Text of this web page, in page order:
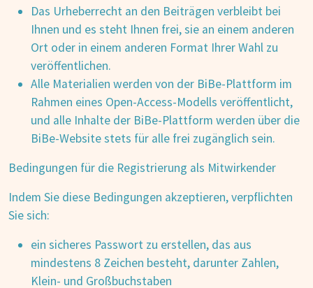
Das Urheberrecht an den Beiträgen verbleibt bei
Ihnen und es steht Ihnen frei, sie an einem anderen
Ort oder in einem anderen Format Ihrer Wahl zu
veröffentlichen.
Alle Materialien werden von der BiBe-Plattform im
Rahmen eines Open-Access-Modells veröffentlicht,
und alle Inhalte der BiBe-Plattform werden über die
BiBe-Website stets für alle frei zugänglich sein.
Bedingungen für die Registrierung als Mitwirkender
Indem Sie diese Bedingungen akzeptieren, verpflichten
Sie sich:
ein sicheres Passwort zu erstellen, das aus
mindestens 8 Zeichen besteht, darunter Zahlen,
Klein- und Großbuchstaben